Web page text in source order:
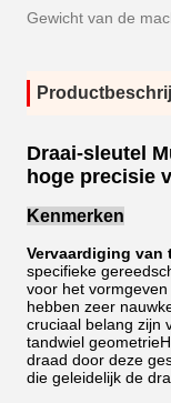
Gewicht van de
Draai-sleutel
hoge precisie
Kenmerken
Vervaardiging van
specifieke
voor het
hebben zeer
cruciaal belang zijn
tandwiel
draad door deze
die geleidelijk de